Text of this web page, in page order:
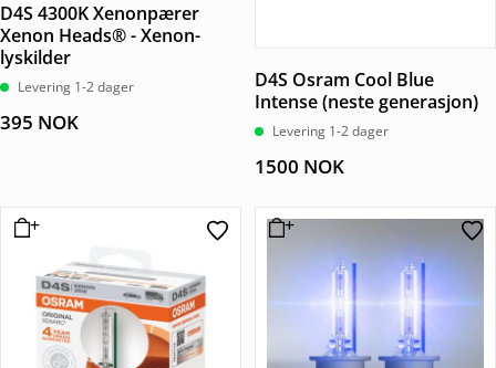
D4S 4300K Xenonpærer
Xenon Heads® - Xenon-
lyskilder
Levering 1-2 dager
395 NOK
D4S Osram Cool Blue
Intense (neste generasjon)
Levering 1-2 dager
1500 NOK